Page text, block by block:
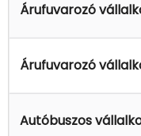
Árufuvarozó
Árufuvarozó
Autóbuszos